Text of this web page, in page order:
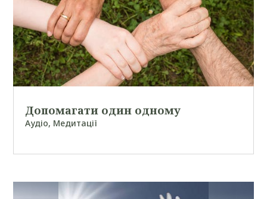
Допомагати один одному
Аудіо, Медитації